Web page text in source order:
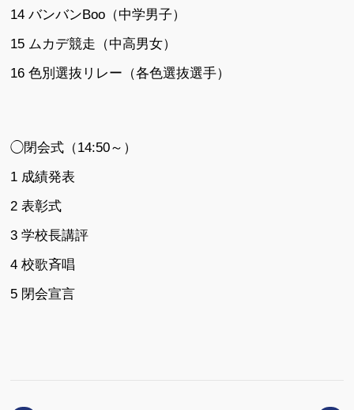
14 バンバンBoo（中学男子）
15 ムカデ競走（中高男女）
16 色別選抜リレー（各色選抜選手）
◯閉会式（14:50～）
1 成績発表
2 表彰式
3 学校長講評
4 校歌斉唱
5 閉会宣言